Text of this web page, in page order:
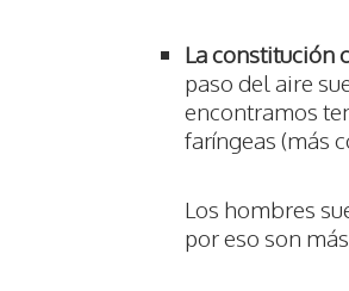
La constitución
paso del aire
encontramos
faríngeas (más
Los hombres
por eso son